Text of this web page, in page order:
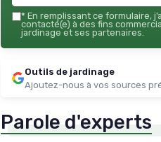
* En remplissant ce formulaire,
contacté(e) à des fins
jardinage et ses partenaires.
Outils de jardinage
Ajoutez-nous à vos sources
Parole d'experts